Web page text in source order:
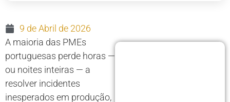
9 de Abril de 2026
A maioria das PMEs
portuguesas perde horas —
ou noites inteiras — a
resolver incidentes
inesperados em produção,